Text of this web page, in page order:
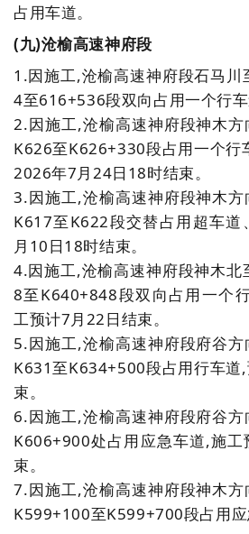
占用车道。
(九)沧榆高速神府段
1.因施工,沧榆高速神府段石马
4至616+536段双向占用一个行车
2.因施工,沧榆高速神府段神木
K626至K626+330段占用一个行
2026年7月24日18时结束。
3.因施工,沧榆高速神府段神木
K617至K622段交替占用超车道
月10日18时结束。
4.因施工,沧榆高速神府段神木
8至K640+848段双向占用一个
工预计7月22日结束。
5.因施工,沧榆高速神府段府谷
K631至K634+500段占用行车道
束。
6.因施工,沧榆高速神府段府谷
K606+900处占用应急车道,施
束。
7.因施工,沧榆高速神府段神木
K599+100至K599+700段占用应